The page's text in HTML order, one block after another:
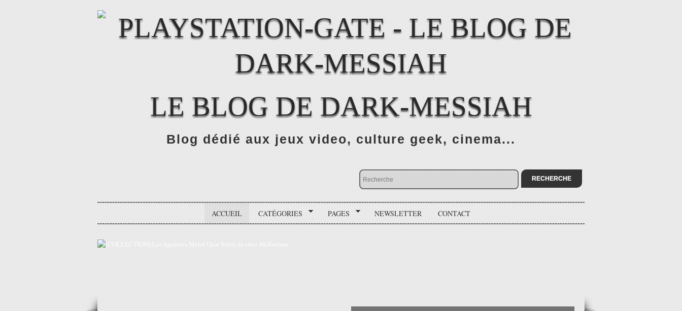
LE BLOG DE DARK-MESSIAH
Blog dédié aux jeux video, culture geek, cinema...
ACCUEIL CATÉGORIES PAGES NEWSLETTER CONTACT